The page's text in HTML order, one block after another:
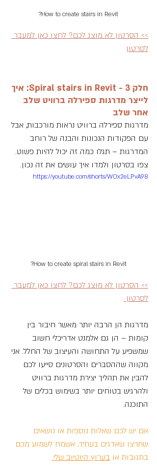
How to create stairs in Revit?
>> הסרטון לא מוצג לכם? לחצו כאן למעבר
לסרטון
חלק 3 - Spiral stairs in Revit: איך
לייצר מדרגות ספירלה ברוויט שלב
אחר שלב
מדרגות ספירלה ברוויט נראות מורכבות, אבל
עם הפקודות הנכונות והבנה של רוחב
המדרגות – תגלו כמה זה יכול להיות פשוט.
צפו בסרטון ולמדו איך עושים את זה נכון.
https://youtube.com/shorts/WOx2eLPvA98
How to create spiral stairs in Revit?
>> הסרטון לא מוצג לכם? לחצו כאן למעבר
לסרטון
מדרגות הן הרבה יותר מאשר חיבור בין
קומות – הן גם אלמנט אדריכלי חשוב
שמשפיע על התחושה והעיצוב של החלל. אני
מקווה שההסברים והסרטונים סייעו לכם
להבין את תהליך יצירת מדרגות ברוויט
ולהרגיש בטוחים יותר בשימוש בכלים של
התוכנה.
אם יש לכם שאלות נוספות או נושאים
שתרצו שאדגים בעתיד, אשמח לשמוע מכם
בתגובות או בערוץ היוטיוב שלי.